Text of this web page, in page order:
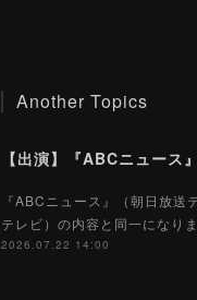
Another Topics
【出演】『ABCニュース
『ABCニュース』（朝日放
テレビ）の内容と同一になりま
2026.07.22 14:00